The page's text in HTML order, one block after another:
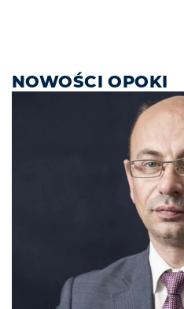
NOWOŚCI OPOKI